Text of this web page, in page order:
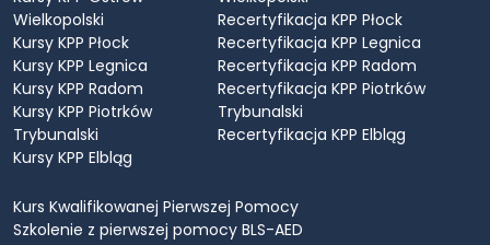
Wielkopolski
Kursy KPP Płock
Kursy KPP Legnica
Kursy KPP Radom
Kursy KPP Piotrków
Trybunalski
Kursy KPP Elbląg
Recertyfikacja KPP Płock
Recertyfikacja KPP Legnica
Recertyfikacja KPP Radom
Recertyfikacja KPP Piotrków
Trybunalski
Recertyfikacja KPP Elbląg
Kurs Kwalifikowanej Pierwszej Pomocy
Szkolenie z pierwszej pomocy BLS-AED